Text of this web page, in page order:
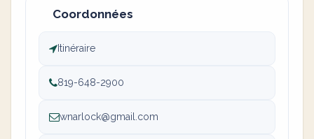
Coordonnées
Itinéraire
819-648-2900
wnarlock@gmail.com